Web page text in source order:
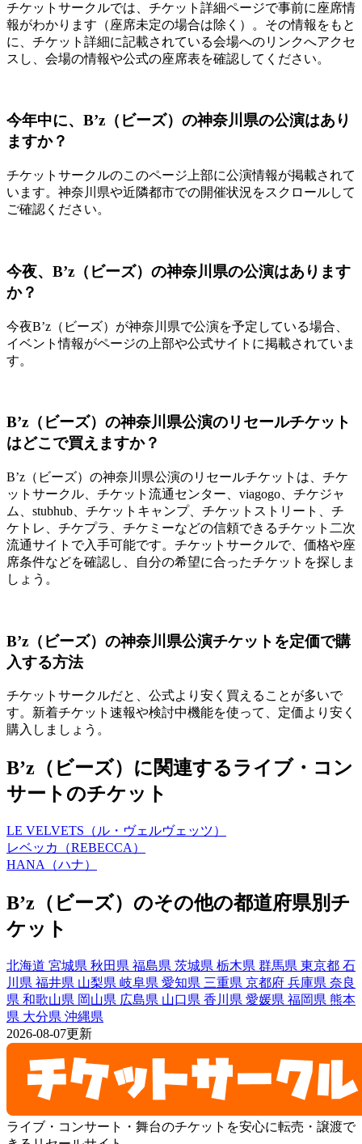
チケットサークルでは、チケット詳細ページで事前に座席情
報がわかります（座席未定の場合は除く）。その情報をもと
に、チケット詳細に記載されている会場へのリンクへアクセ
スし、会場の情報や公式の座席表を確認してください。
今年中に、B’z（ビーズ）の神奈川県の公演はあり
ますか？
チケットサークルのこのページ上部に公演情報が掲載されて
います。神奈川県や近隣都市での開催状況をスクロールして
ご確認ください。
今夜、B’z（ビーズ）の神奈川県の公演はあります
か？
今夜B’z（ビーズ）が神奈川県で公演を予定している場合、
イベント情報がページの上部や公式サイトに掲載されていま
す。
B’z（ビーズ）の神奈川県公演のリセールチケット
はどこで買えますか？
B’z（ビーズ）の神奈川県公演のリセールチケットは、チケ
ットサークル、チケット流通センター、viagogo、チケジャ
ム、stubhub、チケットキャンプ、チケットストリート、チ
ケトレ、チケプラ、チケミーなどの信頼できるチケット二次
流通サイトで入手可能です。チケットサークルで、価格や座
席条件などを確認し、自分の希望に合ったチケットを探しま
しょう。
B’z（ビーズ）の神奈川県公演チケットを定価で購
入する方法
チケットサークルだと、公式より安く買えることが多いで
す。新着チケット速報や検討中機能を使って、定価より安く
購入しましょう。
B’z（ビーズ）に関連するライブ・コン
サートのチケット
LE VELVETS（ル・ヴェルヴェッツ）
レベッカ（REBECCA）
HANA（ハナ）
B’z（ビーズ）のその他の都道府県別チ
ケット
北海道 宮城県 秋田県 福島県 茨城県 栃木県 群馬県 東京都 石
川県 福井県 山梨県 岐阜県 愛知県 三重県 京都府 兵庫県 奈良
県 和歌山県 岡山県 広島県 山口県 香川県 愛媛県 福岡県 熊本
県 大分県 沖縄県
2026-08-07更新
ライブ・コンサート・舞台のチケットを安心に転売・譲渡で